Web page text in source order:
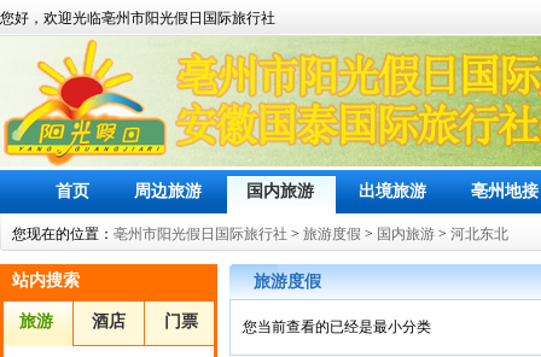
您好，欢迎光临亳州市阳光假日国际旅行社
首页 周边旅游 国内旅游 出境旅游 亳州地接
您现在的位置： 亳州市阳光假日国际旅行社 > 旅游度假 > 国内旅游 > 河北东北
站内搜索
旅游 酒店 门票
旅游度假
您当前查看的已经是最小分类